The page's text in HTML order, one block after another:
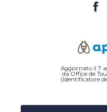
Aggiornato il 7
da Office de
(Identificatore